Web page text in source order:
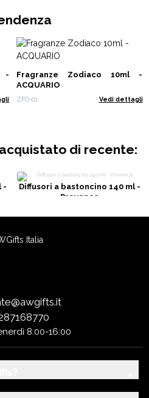
-
Fragranze Zodiaco 10ml -
ACQUARIO
ZFO-01 Vedi dettagli
di recente:
-
Diffusori a bastoncino 140 ml -
Provence
8:00-16:00